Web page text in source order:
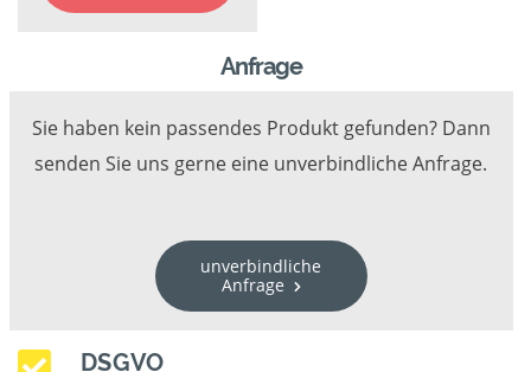
Anfrage
Sie haben kein passendes Produkt gefunden? Dann
senden Sie uns gerne eine unverbindliche Anfrage.
unverbindliche
Anfrage
DSGVO